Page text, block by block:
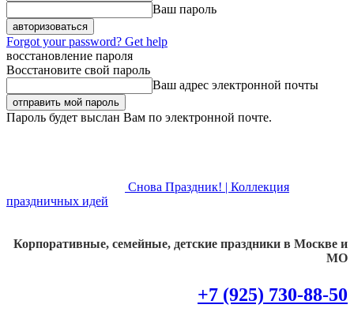
Ваш пароль
Forgot your password? Get help
восстановление пароля
Восстановите свой пароль
Ваш адрес электронной почты
Пароль будет выслан Вам по электронной почте.
Снова Праздник! | Коллекция
праздничных идей
Корпоративные, семейные, детские праздники в Москве и
МО
+7 (925) 730-88-50